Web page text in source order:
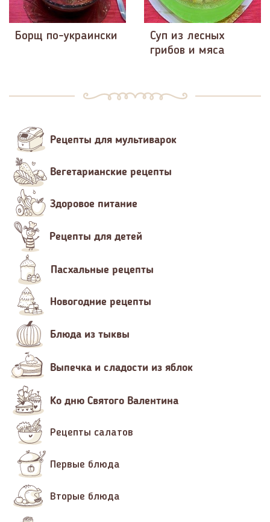
Борщ по-украински
Суп из лесных
грибов и мяса
Рецепты для мультиварок
Вегетарианские рецепты
Здоровое питание
Рецепты для детей
Пасхальные рецепты
Новогодние рецепты
Блюда из тыквы
Выпечка и сладости из яблок
Ко дню Святого Валентина
Рецепты салатов
Первые блюда
Вторые блюда